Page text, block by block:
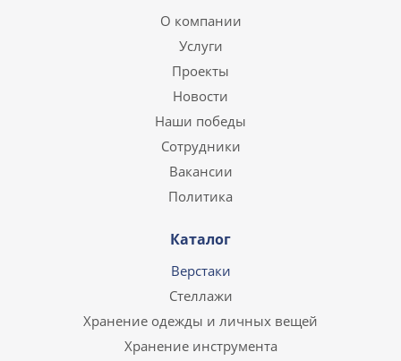
О компании
Услуги
Проекты
Новости
Наши победы
Сотрудники
Вакансии
Политика
Каталог
Верстаки
Стеллажи
Хранение одежды и личных вещей
Хранение инструмента